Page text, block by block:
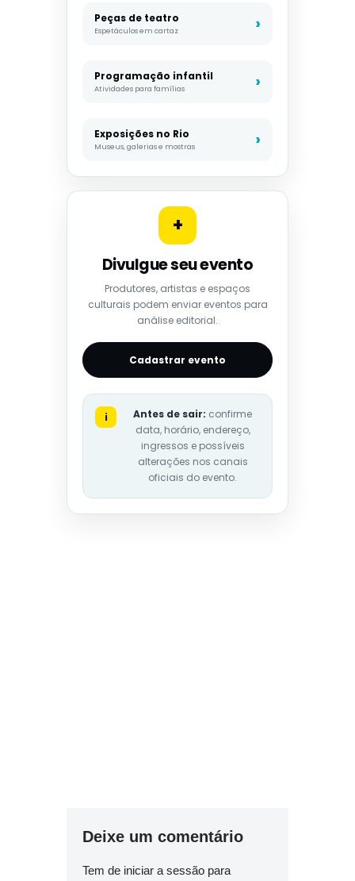
Peças de teatro
Espetáculos em cartaz
Programação infantil
Atividades para famílias
Exposições no Rio
Museus, galerias e mostras
+
Divulgue seu evento
Produtores, artistas e espaços
culturais podem enviar eventos para
análise editorial.
Cadastrar evento
i Antes de sair: confirme
data, horário, endereço,
ingressos e possíveis
alterações nos canais
oficiais do evento.
Deixe um comentário
Tem de iniciar a sessão para